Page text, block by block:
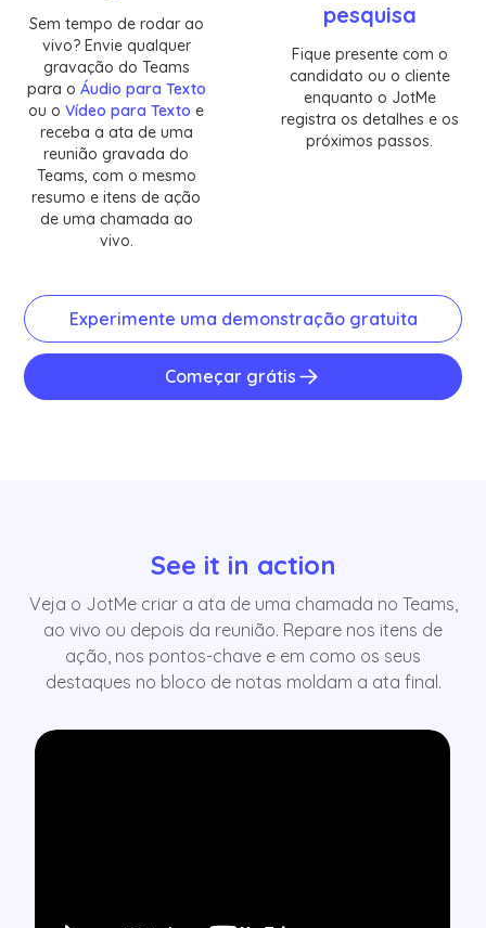
Sem tempo de rodar ao
vivo? Envie qualquer
gravação do Teams
para o Áudio para Texto
ou oVídeo para Texto e
receba a ata de uma
reunião gravada do
Teams, com o mesmo
resumo e itens de ação
de uma chamada ao
vivo.
pesquisa
Fique presente com o
candidato ou o cliente
enquanto o JotMe
registra os detalhes e os
próximos passos.
Experimente uma demonstração gratuita
Começar grátis
See it in action
Veja o JotMe criar a ata de uma chamada no Teams,
ao vivo ou depois da reunião. Repare nos itens de
ação, nos pontos-chave e em como os seus
destaques no bloco de notas moldam a ata final.